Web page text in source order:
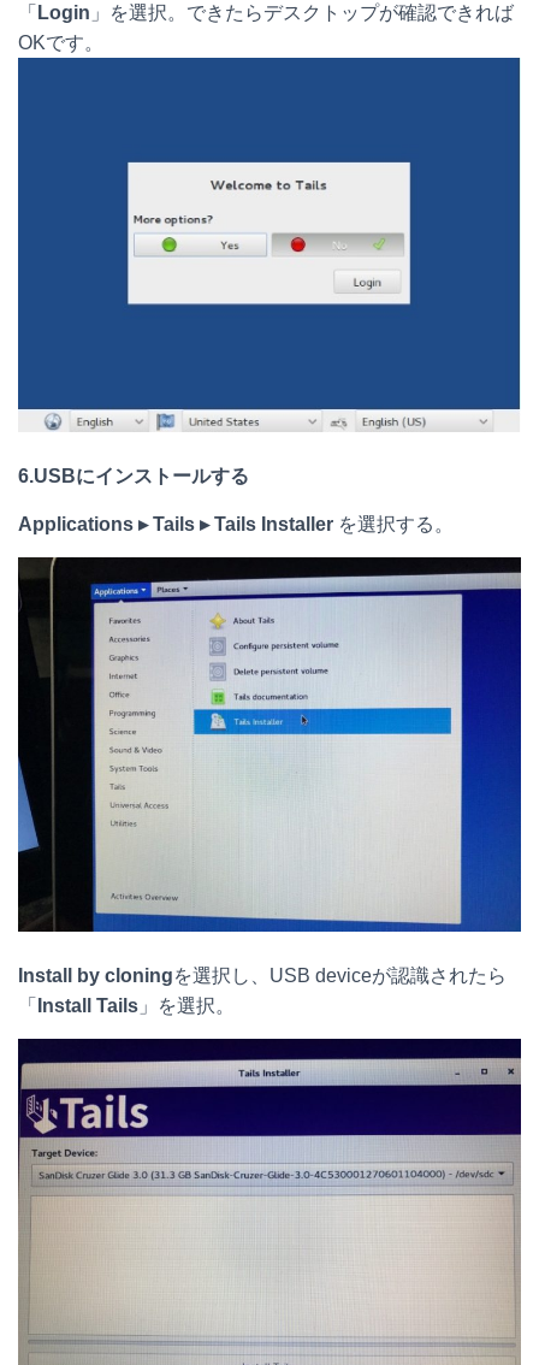
「 Login 」を選択。できたらデスクトップが確認できれば
OKです。
6.USBにインストールする
Applications ▸ Tails ▸ Tails Installer を選択する。
Install by cloningを選択し、USB deviceが認識されたら
「
Install Tails 」を選択。